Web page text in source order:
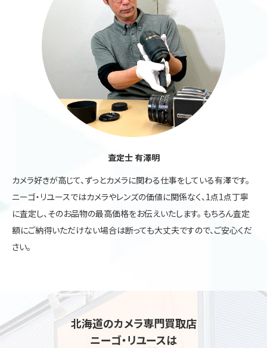
査定士 有澤明
カメラ好きが高じて、ずっとカメラに関わる仕事をしている有澤です。
ニーゴ・リユースではカメラやレンズの価値に関係なく、1点1点丁寧
に査定し、そのお品物の最高価格をお伝えいたします。 もちろん査定
額にご納得いただけない場合は断っても大丈夫ですので、ご安心くだ
さい。
北海道のカメラ専門買取店
ニーゴ・リユースは